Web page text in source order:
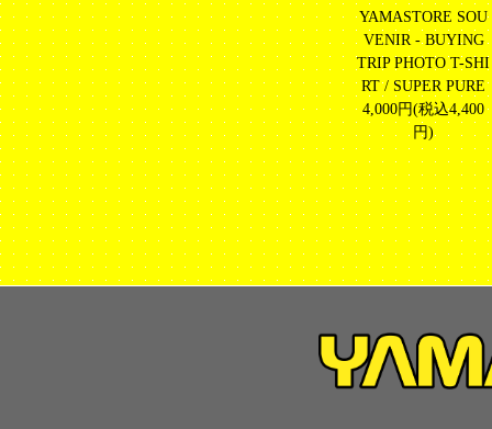
YAMASTORE SOU
VENIR - BUYING
TRIP PHOTO T-SHI
RT / SUPER PURE
4,000円(税込4,400
円)